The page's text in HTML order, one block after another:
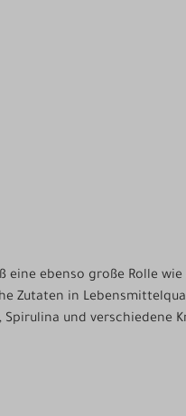
eine ebenso große Rolle
Zutaten in
und verschiedene